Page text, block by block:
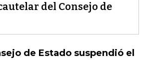
del Consejo de
de Estado suspendió el